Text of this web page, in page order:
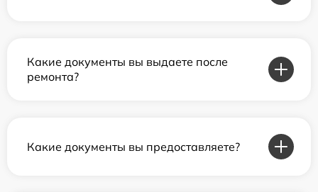
Какие документы вы выдаете после
ремонта?
Какие документы вы предоставляете?